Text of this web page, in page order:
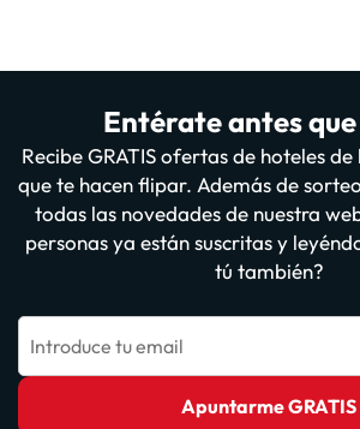
Entérate antes
Recibe GRATIS ofertas de hoteles de
que te hacen flipar. Además de
todas las novedades de nuestra
personas ya están suscritas y
tú también?
Introduce tu email
Apuntarme GRATIS